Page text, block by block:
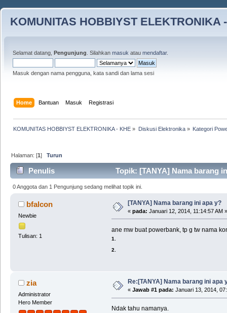
KOMUNITAS HOBBIYST ELEKTRONIKA
Selamat datang, Pengunjung . Silahkan masuk atau mendaftar.
Masuk dengan nama pengguna, kata sandi dan lama sesi
Home Bantuan Masuk Registrasi
KOMUNITAS HOBBIYST ELEKTRONIKA - KHE » Diskusi Elektronika» Kategori
Halaman: [1]Turun
Penulis Topik: [TANYA] Nama barang
0 Anggota dan 1 Pengunjung sedang melihat topik ini.
bfalcon
Newbie
Tulisan: 1
[TANYA] Nama barang ini apa y?
« pada: Januari 12, 2014, 11:14:57 AM »
ane mw buat powerbank, tp g tw nama
1.
2.
zia
Administrator
Hero Member
Re:[TANYA] Nama barang ini apa
« Jawab #1 pada: Januari 13, 2014,
Ndak tahu namanya.